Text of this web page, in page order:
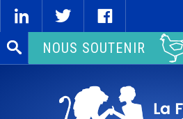
Rechercher :NOUS SOUTENIR